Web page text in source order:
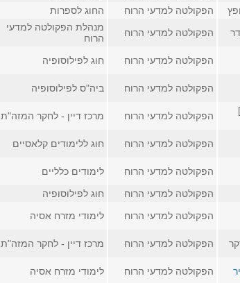
הפקולטה למדעי הרוח החוג לספרות
הפקולטה למדעי הרוח
מנהלת הפקולטה למדעי
הרוח
הפקולטה למדעי הרוח חוג לפילוסופיה
הפקולטה למדעי הרוח ביה"ס לפילוסופיה
הפקולטה למדעי הרוח מרכז דיין - לחקר המזה"ת
הפקולטה למדעי הרוח חוג ללימודים קלאסיים
הפקולטה למדעי הרוח לימודים כלליים
הפקולטה למדעי הרוח
חוג לפילוסופיה
הפקולטה למדעי הרוח לימודי מזרח אסיה
הפקולטה למדעי הרוח מרכז דיין - לחקר המזה"ת
הפקולטה למדעי הרוח לימודי מזרח אסיה